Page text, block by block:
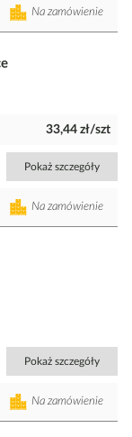
Na zamówienie
33,44 zł/szt
Pokaż szczegóły
Na zamówienie
Pokaż szczegóły
Na zamówienie